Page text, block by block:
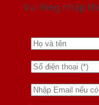
Vui lòng nhập